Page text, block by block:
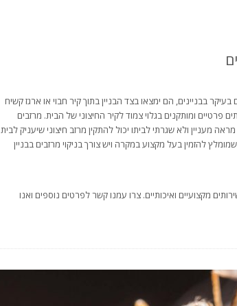
בעיקר בבניינים, הם ימצאו בצד הבניין בתוך קיר חבוי או ארגז קשיח
פרטיים ומותקנים בגלוי צמוד לקיר החיצוני של הבית. מרזבים
מעניין ולא שגרתי לביתו יכול להתקין מרזב חיצוני שיעניק לבית
להזמין בעל מקצוע במקרה ויש צורך בניקוי מרזבים בבניין
מקצועיים ואיכותיים. צרו עמנו קשר לפרטים נוספים ואנו